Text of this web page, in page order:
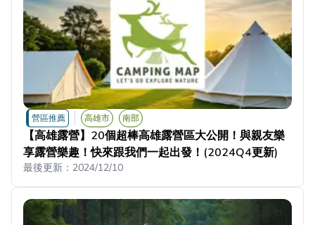
營區推薦 高雄市 南部
【高雄露營】20個超棒高雄露營區大公開！與親友樂
享露營樂趣！快來跟我們一起出發！(2024Q4更新)
最後更新： 2024/12/10